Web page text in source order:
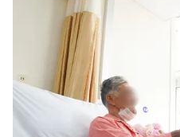
Nhân vật
Khán giả
Giải sao mai
Âm nhạc
Đời sống
Làm đẹp
Chất lượng cuộc sống
Giáo dục
Tuyển sinh
Học trực tuyến
Công nghệ
Hitech Công nghệ tương lai